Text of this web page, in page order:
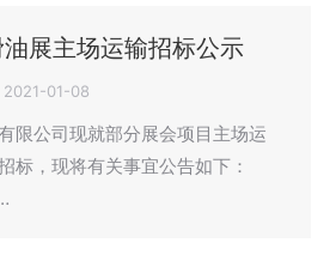
展主场运输招标公示
2021-01-08
限公司现就部分展会项目主场运
标，现将有关事宜公告如下：